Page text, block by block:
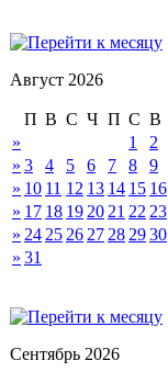
Август 2026
П В С Ч П С В
»
1
2
» 3 4 5 6 7 8
9
» 10 11 12 13 14 15 16
» 17 18 19 20 21 22 23
» 24 25 26 27 28 2930
» 31
Сентябрь 2026